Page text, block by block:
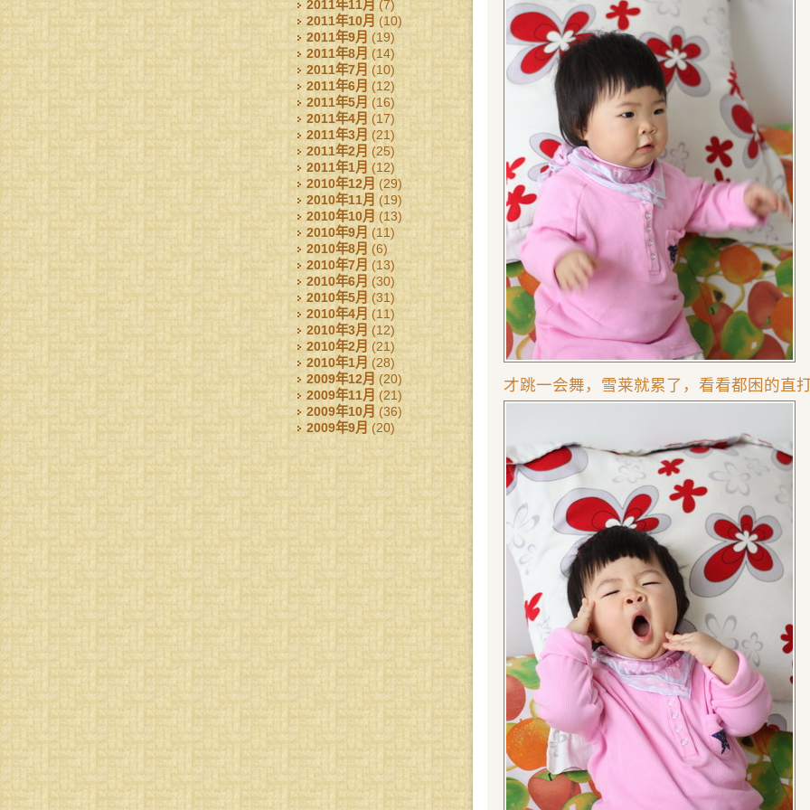
2011年11月 (7)
2011年10月 (10)
2011年9月 (19)
2011年8月 (14)
2011年7月 (10)
2011年6月 (12)
2011年5月(16)
2011年4月 (17)
2011年3月 (21)
2011年2月 (25)
2011年1月 (12)
2010年12月 (29)
2010年11月 (19)
2010年10月 (13)
2010年9月 (11)
2010年8月 (6)
2010年7月(13)
2010年6月 (30)
2010年5月 (31)
2010年4月 (11)
2010年3月 (12)
2010年2月(21)
2010年1月 (28)
2009年12月 (20)
2009年11月 (21)
2009年10月 (36)
2009年9月(20)
才跳一会舞，雪莱就累了，看看都困的直